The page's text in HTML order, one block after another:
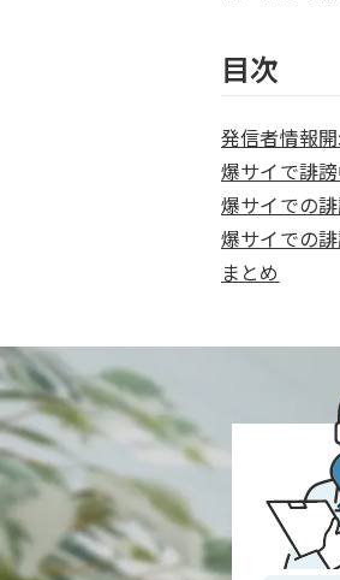
目次
発信者情報
爆サイで誹
爆サイでの
爆サイでの
まとめ